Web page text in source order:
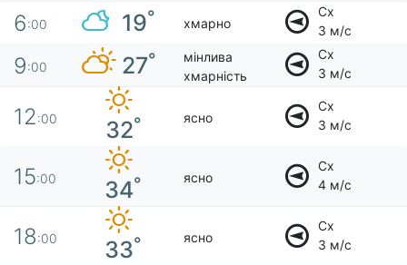
6:00 19° хмарно
Сх
3 м/с
9:00 27°
мінлива
хмарність
Сх
3 м/с
12:00 32° ясно
Сх
3 м/с
15:00 34° ясно
Сх
4 м/с
18:00 33° ясно
Сх
3 м/с